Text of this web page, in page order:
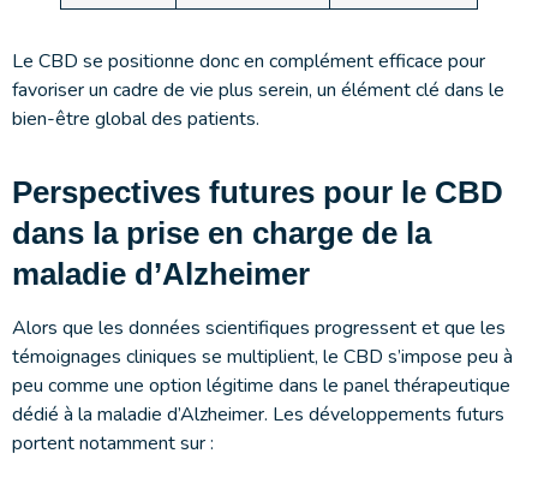
Le CBD se positionne donc en complément efficace pour
favoriser un cadre de vie plus serein, un élément clé dans le
bien-être global des patients.
Perspectives futures pour le CBD
dans la prise en charge de la
maladie d’Alzheimer
Alors que les données scientifiques progressent et que les
témoignages cliniques se multiplient, le CBD s’impose peu à
peu comme une option légitime dans le panel thérapeutique
dédié à la maladie d’Alzheimer. Les développements futurs
portent notamment sur :